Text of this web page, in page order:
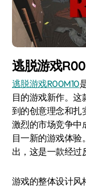
逃脱游戏
逃脱游戏R00M10
目的游戏新作。这
到的创意理念和扎
激烈的市场竞争中
目一新的游戏体
出，这是一款经过
游戏的整体设计风